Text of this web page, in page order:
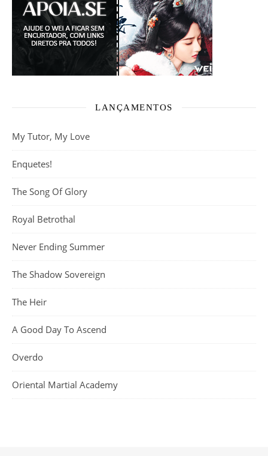
LANÇAMENTOS
My Tutor, My Love
Enquetes!
The Song Of Glory
Royal Betrothal
Never Ending Summer
The Shadow Sovereign
The Heir
A Good Day To Ascend
Overdo
Oriental Martial Academy